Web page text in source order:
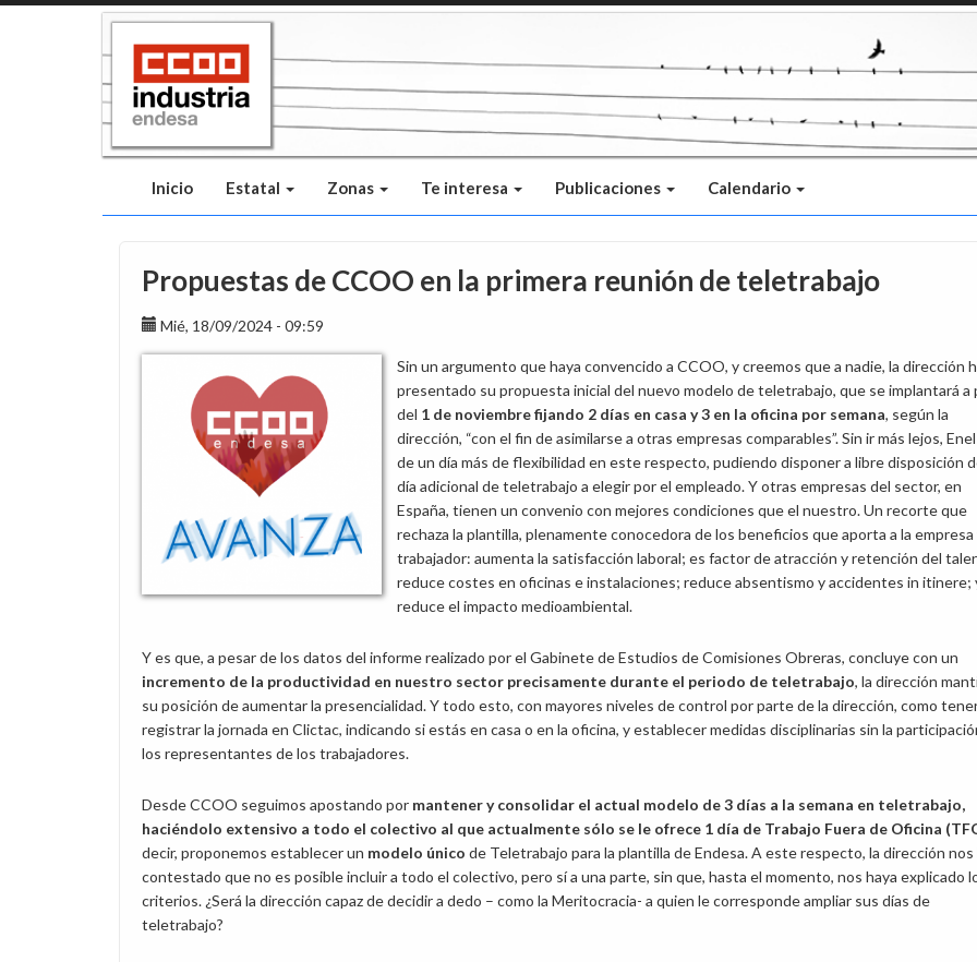
Inicio Estatal Zonas Te interesa Publicaciones Calendario
Propuestas de CCOO en la primera reunión de teletrabajo
Mié, 18/09/2024 - 09:59
Sin un argumento que haya convencido a CCOO, y creemos que a nadie, la dirección
presentado su propuesta inicial del nuevo modelo de teletrabajo, que se implantará a
del 1 de noviembre fijando 2 días en casa y 3 en la oficina por semana, según la
dirección, “con el fin de asimilarse a otras empresas comparables”. Sin ir más lejos,
de un día más de flexibilidad en este respecto, pudiendo disponer a libre disposición
día adicional de teletrabajo a elegir por el empleado. Y otras empresas del sector, en
España, tienen un convenio con mejores condiciones que el nuestro. Un recorte que
rechaza la plantilla, plenamente conocedora de los beneficios que aporta a la empresa
trabajador: aumenta la satisfacción laboral; es factor de atracción y retención del
reduce costes en oficinas e instalaciones; reduce absentismo y accidentes in itinere;
reduce el impacto medioambiental.
Y es que, a pesar de los datos del informe realizado por el Gabinete de Estudios de Comisiones Obreras, concluye con un
incremento de la productividad en nuestro sector precisamente durante el periodo de teletrabajo, la dirección
su posición de aumentar la presencialidad. Y todo esto, con mayores niveles de control por parte de la dirección, como
registrar la jornada en Clictac, indicando si estás en casa o en la oficina, y establecer medidas disciplinarias sin la
los representantes de los trabajadores.
Desde CCOO seguimos apostando por mantener y consolidar el actual modelo de 3 días a la semana en teletrabajo,
haciéndolo extensivo a todo el colectivo al que actualmente sólo se le ofrece 1 día de Trabajo Fuera de Oficina
decir, proponemos establecer un modelo único de Teletrabajo para la plantilla de Endesa. A este respecto, la dirección nos
contestado que no es posible incluir a todo el colectivo, pero sí a una parte, sin que, hasta el momento, nos haya explicado
criterios. ¿Será la dirección capaz de decidir a dedo – como la Meritocracia- a quien le corresponde ampliar sus días de
teletrabajo?